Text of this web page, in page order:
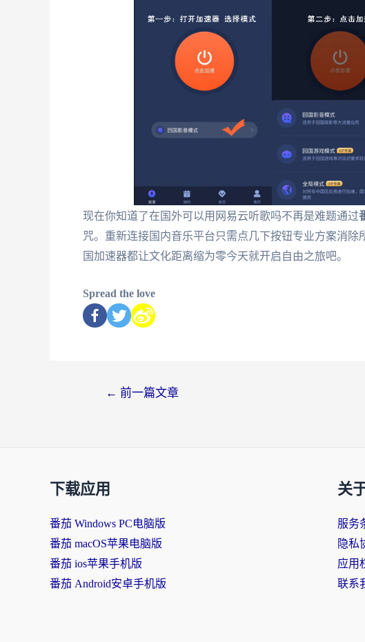
现在你知道了在国外可以用网易云听歌吗不再是难题通过
咒。重新连接国内音乐平台只需点几下按钮专业方案消
国加速器都让文化距离缩为零今天就开启自由之旅吧。
Spread the love
← 前一篇文章
下载应用
番茄 Windows PC电脑版
番茄 macOS苹果电脑版
番茄 ios苹果手机版
番茄 Android安卓手机版
关
服务
隐私
应用
联系